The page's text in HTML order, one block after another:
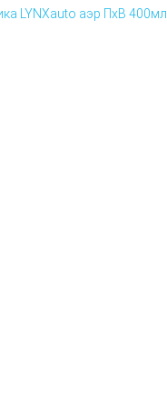
LYNXauto аэр ПхВ 400мл